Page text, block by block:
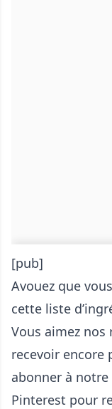
[pub]
Avouez que
cette liste
Vous aimez nos
recevoir encore
abonner à notre
Pinterest pour